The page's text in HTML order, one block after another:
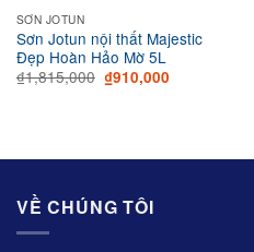
SƠN JOTUN
Sơn Jotun nội thất Majestic
Đẹp Hoàn Hảo Mờ 5L
₫1,815,000 Original
price
₫910,000Current
price
VỀ CHÚNG TÔI